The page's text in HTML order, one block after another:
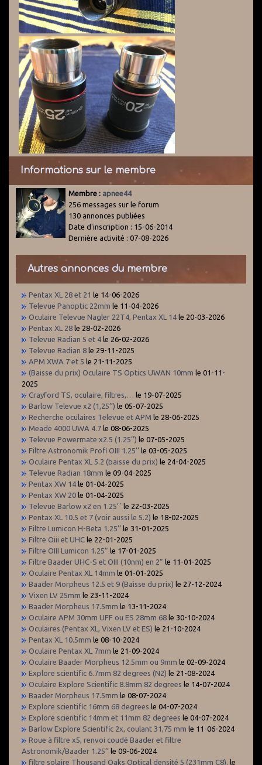
Informations sur le membre
Membre : apnee44
256 messages sur le forum
130 annonces publiées
Date d'inscription : 15-06-2014
Dernière activité : 07-08-2026
Autres annonces du membre
Pentax XL 28 et 21 le 14-06-2026
Televue Panoptic 22mm le 11-04-2026
Oculaire Televue Nagler 22T4, Pentax XL 14 le 20-03-2026
Pentax XL 28 le 28-02-2026
Televue Radian 5 et 4 le 26-02-2026
Televue Radian 8 le 29-11-2025
APM XWA 7 et 5 le 21-11-2025
(Baisse du prix) Oculaire TS Optics UWAN 10mm le 01-11-
2025
Crayford TS, oculaire, filtres,…
le 19-07-2025
Barlow Televue x2 (1,25’’) le 05-07-2025
Recherche oculaires Televue et APM le 28-06-2025
Meade 4000 UWA 4.7 le 08-06-2025
Televue Powermate x2.5 (1.25’’) le 07-05-2025
Filtre Astronomik Profi OIII 1.25’’ le 03-05-2025
Oculaire Pentax XL 5.2 (baisse du prix) le 24-04-2025
Televue Radian 18mm le 09-04-2025
Pentax XW 14 le 01-04-2025
Pentax XW 20 le 01-04-2025
Televue Barlow x2 en 1.25’´ le 22-03-2025
Pentax XL 10.5 et 7 (voir aussi le 5.2) le 18-02-2025
Filtre Lumicon H-Beta 1.25’’ le 31-01-2025
Filtre Oiii et UHC le 22-01-2025
Filtre OIII Lumicon 1.25” le 17-01-2025
Filtre Baader UHC-S et OIII (10nm) en 2” le 11-01-2025
Oculaire Pentax XL 14mm le 01-01-2025
Baader Morpheus 12.5 et 9 (Baisse du prix) le 27-12-2024
Vixen LV 25mm le 23-11-2024
Baader Morpheus 17.5mm le 13-11-2024
Oculaire APM 30mm UFF ou ES 28mm 68 le 30-10-2024
Oculaires (Pentax XL, Vixen LV et ES) le 21-10-2024
Pentax XL 10.5mm le 08-10-2024
Oculaire Pentax XL 7mm le 21-09-2024
Oculaire Baader Morpheus 12.5mm ou 9mm le 02-09-2024
Explore scientific 6.7mm 82 degrees (N2) le 21-08-2024
Oculaire Explore Scientific 8.8mm 82 degrees le 14-07-2024
Baader Morpheus 17.5mm le 08-07-2024
Explore scientific 16mm 68 degrees le 04-07-2024
Explore scientific 14mm et 11mm 82 degrees le 04-07-2024
Barlow Explore Scientific 2x, coulant 31,75 mm le 11-06-2024
Roue à filtre x5, renvoi coudé Baader et filtre
Astronomik/Baader 1.25’’ le 09-06-2024
filtre solaire Thousand Oaks Optical densité 5 (231mm C8). le